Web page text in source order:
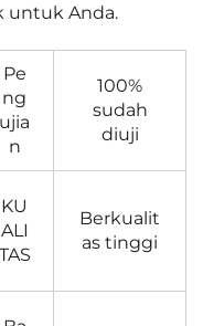
untuk Anda.
Pe
ng
ujia
n
100%
sudah
diuji
KU
ALI
TAS
Berkualit
as tinggi